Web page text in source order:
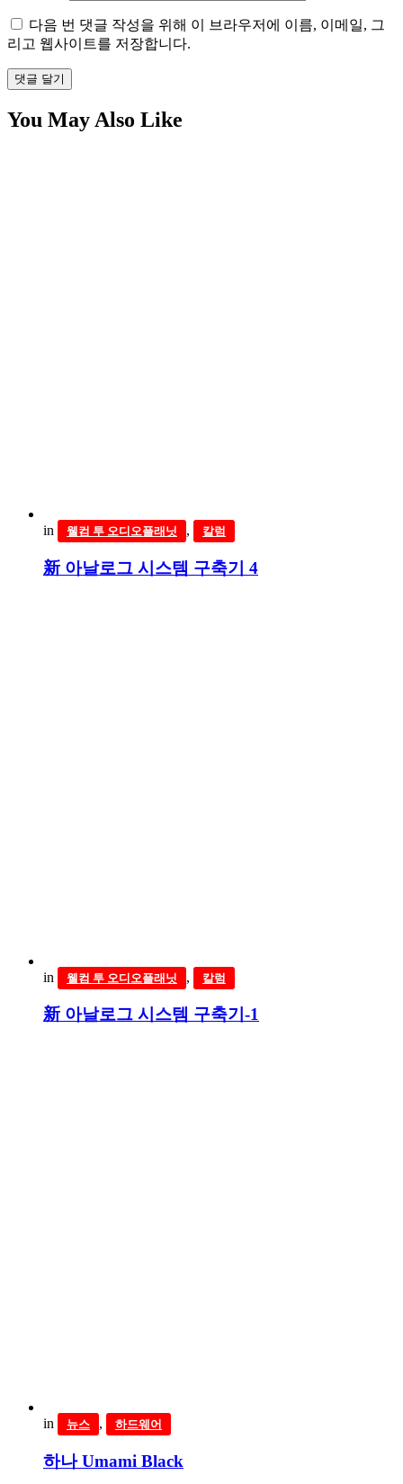
다음 번 댓글 작성을 위해 이 브라우저에 이름, 이메일, 그
리고 웹사이트를 저장합니다.
댓글 달기
You May Also Like
in 웰컴 투 오디오플래닛 , 칼럼
新 아날로그 시스템 구축기 4
in 웰컴 투 오디오플래닛 , 칼럼
新 아날로그 시스템 구축기-1
in 뉴스 , 하드웨어
하나 Umami Black